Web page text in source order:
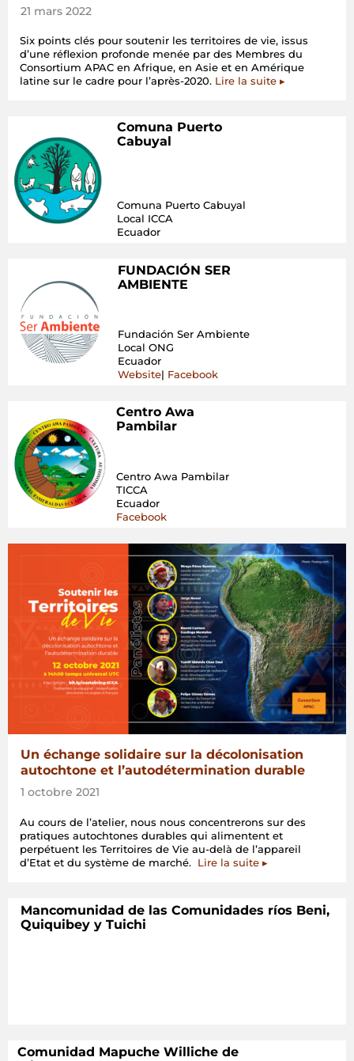
21 mars 2022
Six points clés pour soutenir les territoires de vie, issus
d’une réflexion profonde menée par des Membres du
Consortium APAC en Afrique, en Asie et en Amérique
latine sur le cadre pour l’après-2020. Lire la suite ▸
Comuna Puerto
Cabuyal
Comuna Puerto Cabuyal
Local ICCA
Ecuador
FUNDACIÓN SER
AMBIENTE
Fundación Ser Ambiente
Local ONG
Ecuador
Website| Facebook
Centro Awa
Pambilar
Centro Awa Pambilar
TICCA
Ecuador
Facebook
Un échange solidaire sur la décolonisation
autochtone et l’autodétermination durable
1 octobre 2021
Au cours de l’atelier, nous nous concentrerons sur des
pratiques autochtones durables qui alimentent et
perpétuent les Territoires de Vie au-delà de l’appareil
d’Etat et du système de marché. Lire la suite ▸
Mancomunidad de las Comunidades ríos Beni,
Quiquibey y Tuichi
Comunidad Mapuche Williche de